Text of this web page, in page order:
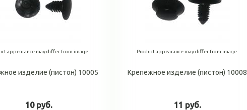
appearance may differ from image.
изделие (пистон) 10005
10 руб.
Product appearance may differ from image.
Крепежное изделие (пистон) 10008
11 руб.